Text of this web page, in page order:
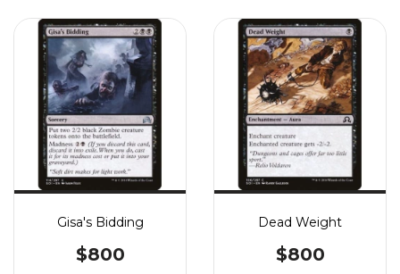
Gisa's Bidding
$800
Dead Weight
$800